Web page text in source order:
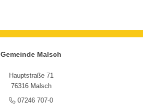
Gemeinde Malsch
Hauptstraße 71
76316 Malsch
07246 707-0